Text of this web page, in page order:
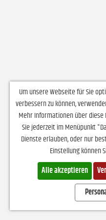
Um unsere Webseite für Sie
verbessern zu können,
Mehr Informationen über
Sie jederzeit im Menüpunkt
Dienste erlauben, oder nur
Einstellung können
Alle akzeptieren